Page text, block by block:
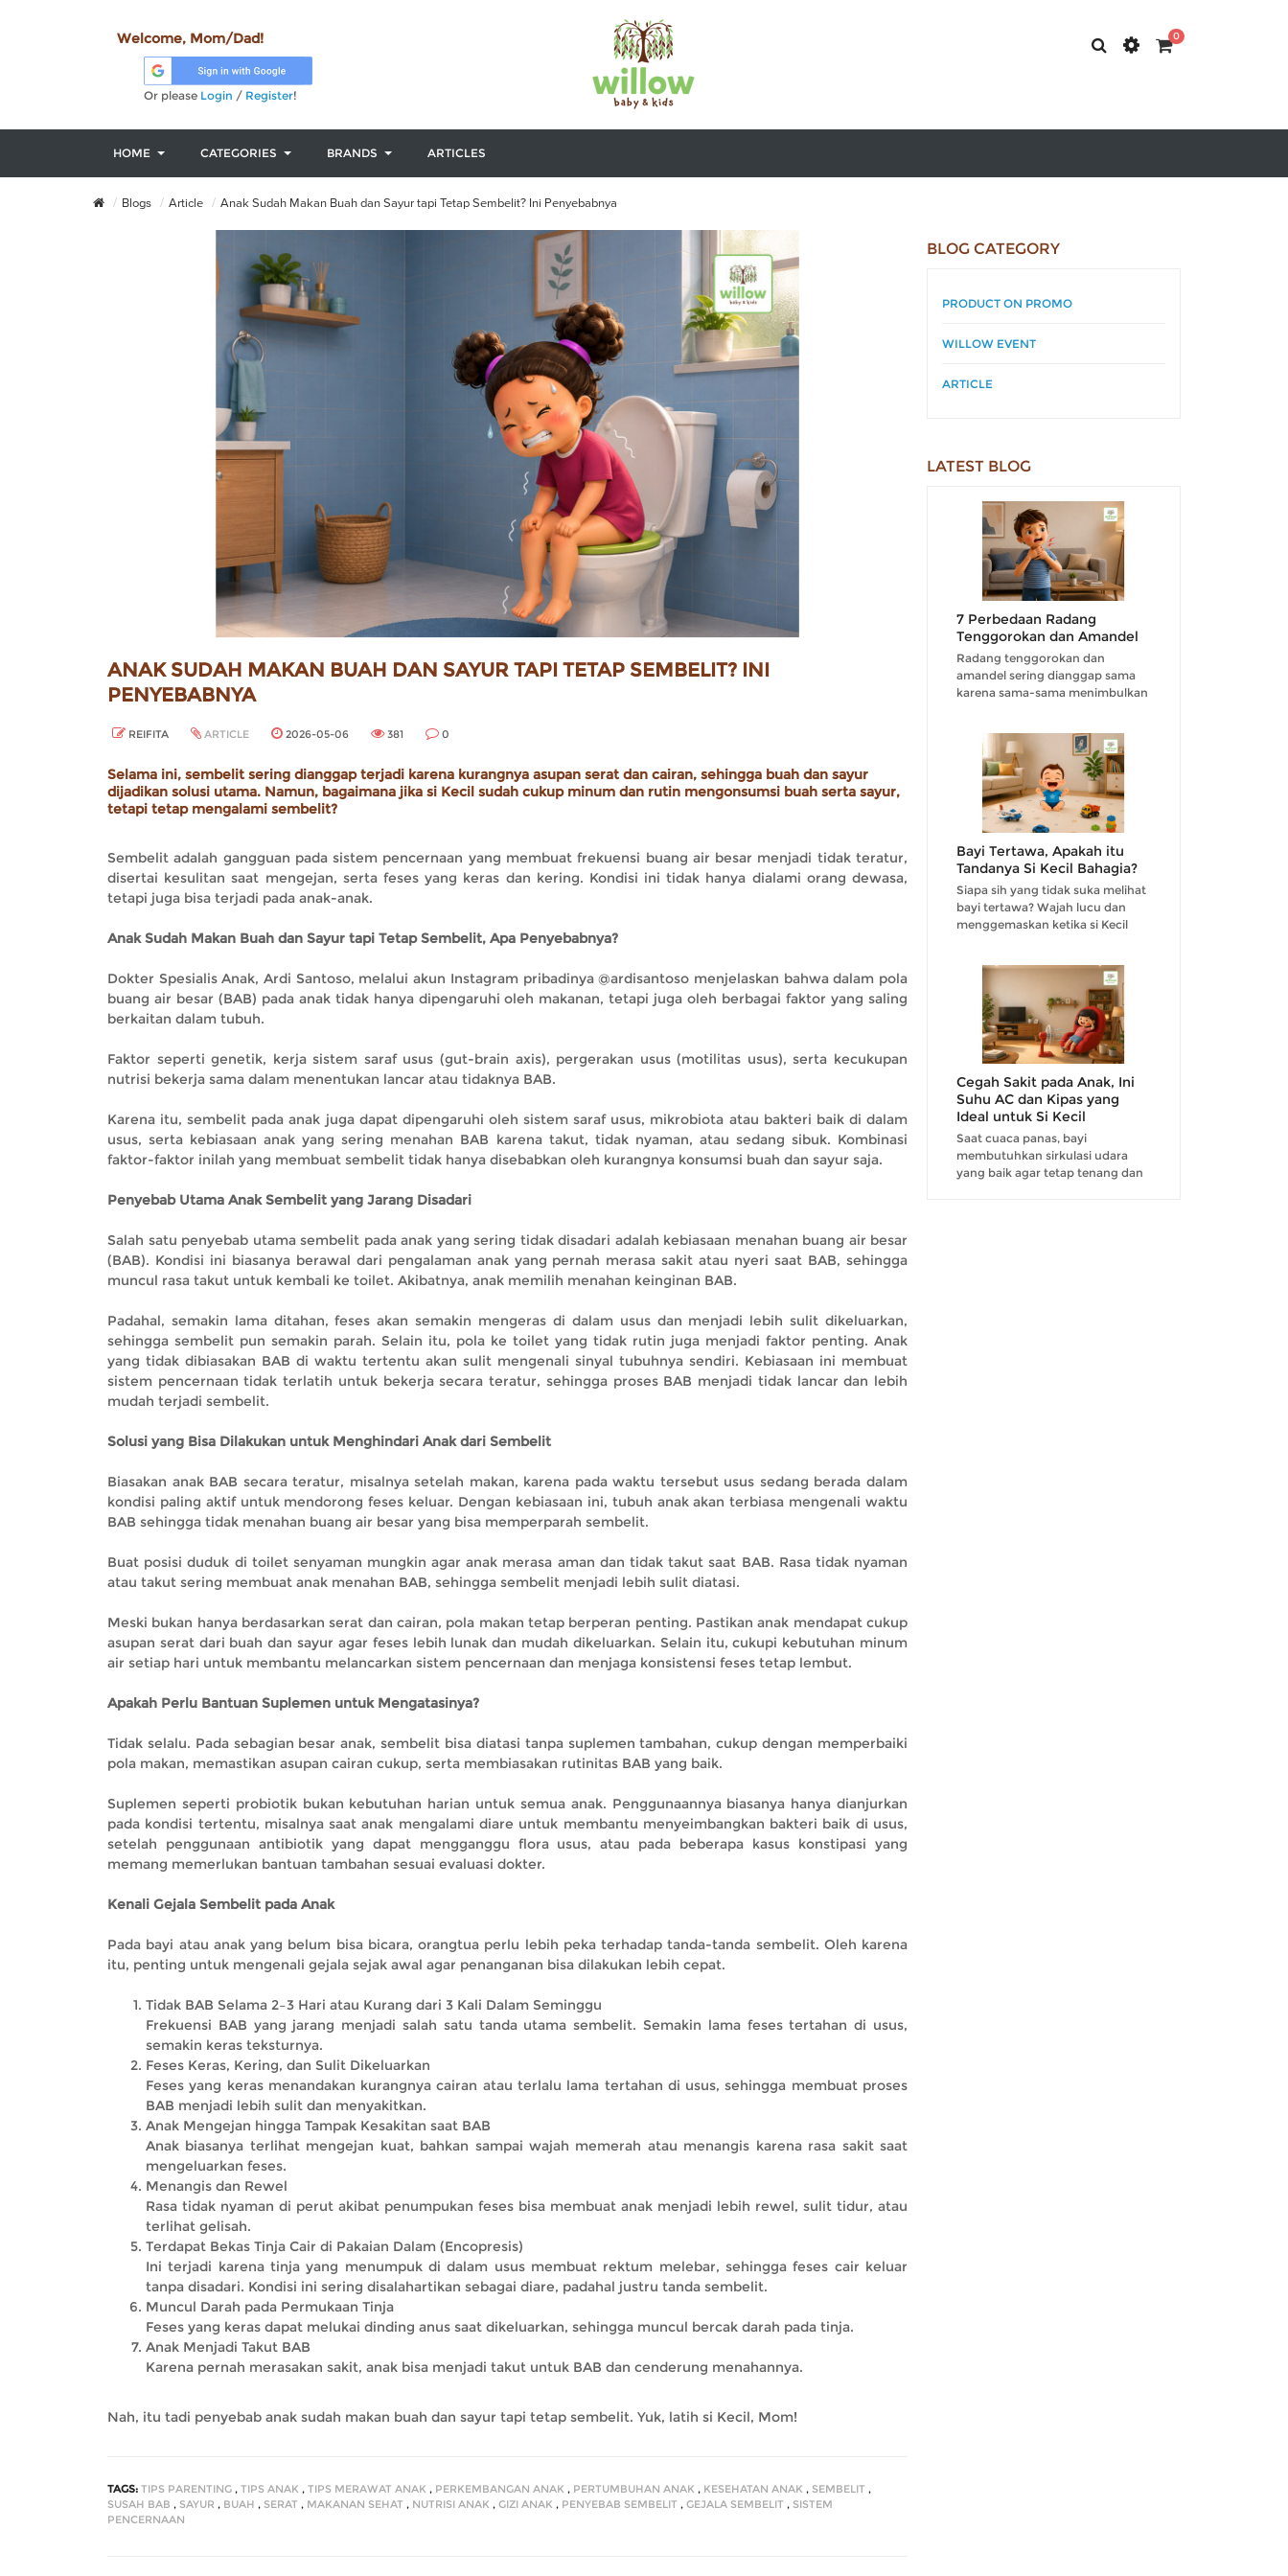
0
Welcome, Mom/Dad!
Or please Login / Register!
HOME CATEGORIES BRANDS ARTICLES
Blogs Article Anak Sudah Makan Buah dan Sayur tapi Tetap Sembelit? Ini Penyebabnya
ANAK SUDAH MAKAN BUAH DAN SAYUR TAPI TETAP SEMBELIT? INI
PENYEBABNYA
REIFITA ARTICLE 2026-05-06 381 0
Selama ini, sembelit sering dianggap terjadi karena kurangnya asupan serat dan cairan, sehingga buah dan sayur
dijadikan solusi utama. Namun, bagaimana jika si Kecil sudah cukup minum dan rutin mengonsumsi buah serta sayur,
tetapi tetap mengalami sembelit?
Sembelit adalah gangguan pada sistem pencernaan yang membuat frekuensi buang air besar menjadi tidak teratur,
disertai kesulitan saat mengejan, serta feses yang keras dan kering. Kondisi ini tidak hanya dialami orang dewasa,
tetapi juga bisa terjadi pada anak-anak.
Anak Sudah Makan Buah dan Sayur tapi Tetap Sembelit, Apa Penyebabnya?
Dokter Spesialis Anak, Ardi Santoso, melalui akun Instagram pribadinya @ardisantoso menjelaskan bahwa dalam pola
buang air besar (BAB) pada anak tidak hanya dipengaruhi oleh makanan, tetapi juga oleh berbagai faktor yang saling
berkaitan dalam tubuh.
Faktor seperti genetik, kerja sistem saraf usus (gut-brain axis), pergerakan usus (motilitas usus), serta kecukupan
nutrisi bekerja sama dalam menentukan lancar atau tidaknya BAB.
Karena itu, sembelit pada anak juga dapat dipengaruhi oleh sistem saraf usus, mikrobiota atau bakteri baik di dalam
usus, serta kebiasaan anak yang sering menahan BAB karena takut, tidak nyaman, atau sedang sibuk. Kombinasi
faktor-faktor inilah yang membuat sembelit tidak hanya disebabkan oleh kurangnya konsumsi buah dan sayur saja.
Penyebab Utama Anak Sembelit yang Jarang Disadari
Salah satu penyebab utama sembelit pada anak yang sering tidak disadari adalah kebiasaan menahan buang air besar
(BAB). Kondisi ini biasanya berawal dari pengalaman anak yang pernah merasa sakit atau nyeri saat BAB, sehingga
muncul rasa takut untuk kembali ke toilet. Akibatnya, anak memilih menahan keinginan BAB.
Padahal, semakin lama ditahan, feses akan semakin mengeras di dalam usus dan menjadi lebih sulit dikeluarkan,
sehingga sembelit pun semakin parah. Selain itu, pola ke toilet yang tidak rutin juga menjadi faktor penting. Anak
yang tidak dibiasakan BAB di waktu tertentu akan sulit mengenali sinyal tubuhnya sendiri. Kebiasaan ini membuat
sistem pencernaan tidak terlatih untuk bekerja secara teratur, sehingga proses BAB menjadi tidak lancar dan lebih
mudah terjadi sembelit.
Solusi yang Bisa Dilakukan untuk Menghindari Anak dari Sembelit
Biasakan anak BAB secara teratur, misalnya setelah makan, karena pada waktu tersebut usus sedang berada dalam
kondisi paling aktif untuk mendorong feses keluar. Dengan kebiasaan ini, tubuh anak akan terbiasa mengenali waktu
BAB sehingga tidak menahan buang air besar yang bisa memperparah sembelit.
Buat posisi duduk di toilet senyaman mungkin agar anak merasa aman dan tidak takut saat BAB. Rasa tidak nyaman
atau takut sering membuat anak menahan BAB, sehingga sembelit menjadi lebih sulit diatasi.
Meski bukan hanya berdasarkan serat dan cairan, pola makan tetap berperan penting. Pastikan anak mendapat cukup
asupan serat dari buah dan sayur agar feses lebih lunak dan mudah dikeluarkan. Selain itu, cukupi kebutuhan minum
air setiap hari untuk membantu melancarkan sistem pencernaan dan menjaga konsistensi feses tetap lembut.
Apakah Perlu Bantuan Suplemen untuk Mengatasinya?
Tidak selalu. Pada sebagian besar anak, sembelit bisa diatasi tanpa suplemen tambahan, cukup dengan memperbaiki
pola makan, memastikan asupan cairan cukup, serta membiasakan rutinitas BAB yang baik.
Suplemen seperti probiotik bukan kebutuhan harian untuk semua anak. Penggunaannya biasanya hanya dianjurkan
pada kondisi tertentu, misalnya saat anak mengalami diare untuk membantu menyeimbangkan bakteri baik di usus,
setelah penggunaan antibiotik yang dapat mengganggu flora usus, atau pada beberapa kasus konstipasi yang
memang memerlukan bantuan tambahan sesuai evaluasi dokter.
Kenali Gejala Sembelit pada Anak
Pada bayi atau anak yang belum bisa bicara, orangtua perlu lebih peka terhadap tanda-tanda sembelit. Oleh karena
itu, penting untuk mengenali gejala sejak awal agar penanganan bisa dilakukan lebih cepat.
Tidak BAB Selama 2–3 Hari atau Kurang dari 3 Kali Dalam Seminggu
Frekuensi BAB yang jarang menjadi salah satu tanda utama sembelit. Semakin lama feses tertahan di usus,
semakin keras teksturnya.
Feses Keras, Kering, dan Sulit Dikeluarkan
Feses yang keras menandakan kurangnya cairan atau terlalu lama tertahan di usus, sehingga membuat proses
BAB menjadi lebih sulit dan menyakitkan.
Anak Mengejan hingga Tampak Kesakitan saat BAB
Anak biasanya terlihat mengejan kuat, bahkan sampai wajah memerah atau menangis karena rasa sakit saat
mengeluarkan feses.
Menangis dan Rewel
Rasa tidak nyaman di perut akibat penumpukan feses bisa membuat anak menjadi lebih rewel, sulit tidur, atau
terlihat gelisah.
Terdapat Bekas Tinja Cair di Pakaian Dalam (Encopresis)
Ini terjadi karena tinja yang menumpuk di dalam usus membuat rektum melebar, sehingga feses cair keluar
tanpa disadari. Kondisi ini sering disalahartikan sebagai diare, padahal justru tanda sembelit.
Muncul Darah pada Permukaan Tinja
Feses yang keras dapat melukai dinding anus saat dikeluarkan, sehingga muncul bercak darah pada tinja.
Anak Menjadi Takut BAB
Karena pernah merasakan sakit, anak bisa menjadi takut untuk BAB dan cenderung menahannya.
Nah, itu tadi penyebab anak sudah makan buah dan sayur tapi tetap sembelit. Yuk, latih si Kecil, Mom!
TAGS: TIPS PARENTING , TIPS ANAK , TIPS MERAWAT ANAK , PERKEMBANGAN ANAK , PERTUMBUHAN ANAK , KESEHATAN ANAK , SEMBELIT ,
SUSAH BAB , SAYUR , BUAH , SERAT , MAKANAN SEHAT , NUTRISI ANAK , GIZI ANAK , PENYEBAB SEMBELIT , GEJALA SEMBELIT , SISTEM
PENCERNAAN
BLOG CATEGORY
PRODUCT ON PROMO
WILLOW EVENT
ARTICLE
LATEST BLOG
7 Perbedaan Radang
Tenggorokan dan Amandel
Radang tenggorokan dan
amandel sering dianggap sama
karena sama-sama menimbulkan
Bayi Tertawa, Apakah itu
Tandanya Si Kecil Bahagia?
Siapa sih yang tidak suka melihat
bayi tertawa? Wajah lucu dan
menggemaskan ketika si Kecil
orangtua....
Cegah Sakit pada Anak, Ini
Suhu AC dan Kipas yang
Ideal untuk Si Kecil
Saat cuaca panas, bayi
membutuhkan sirkulasi udara
yang baik agar tetap tenang dan